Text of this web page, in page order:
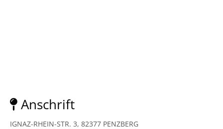
Anschrift
IGNAZ-RHEIN-STR. 3, 82377 PENZBERG